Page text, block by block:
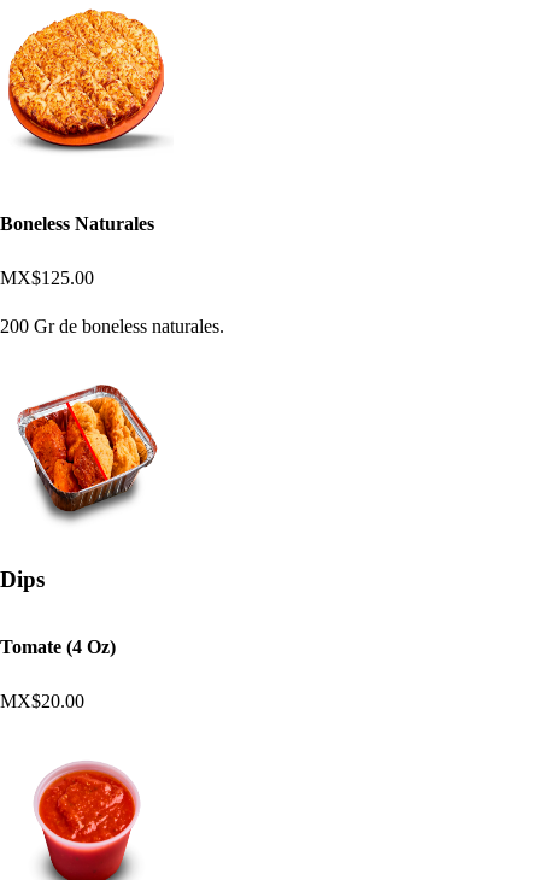
Boneless Naturales
MX$125.00
200 Gr de boneless naturales.
Dips
Tomate (4 Oz)
MX$20.00